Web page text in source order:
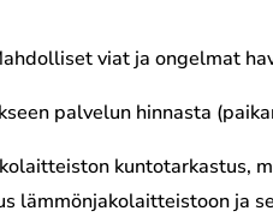
viat ja ongelmat
palvelun hinnasta
kuntotarkastus,
lämmönjakolaitteistoon ja